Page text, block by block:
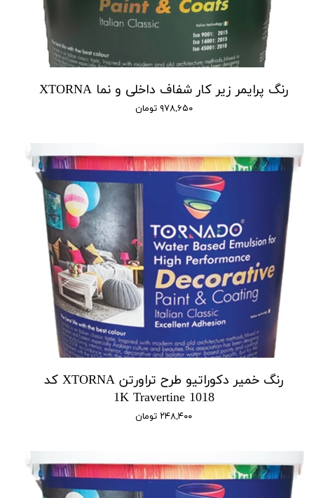
رنگ پرایمر زیر کار شفاف داخلی و نما XTORNA
۹۷۸,۶۵۰ تومان
رنگ خمیر دکوراتیو طرح تراورتن XTORNA کد
1018 1K Travertine
۲۴۸,۴۰۰ تومان